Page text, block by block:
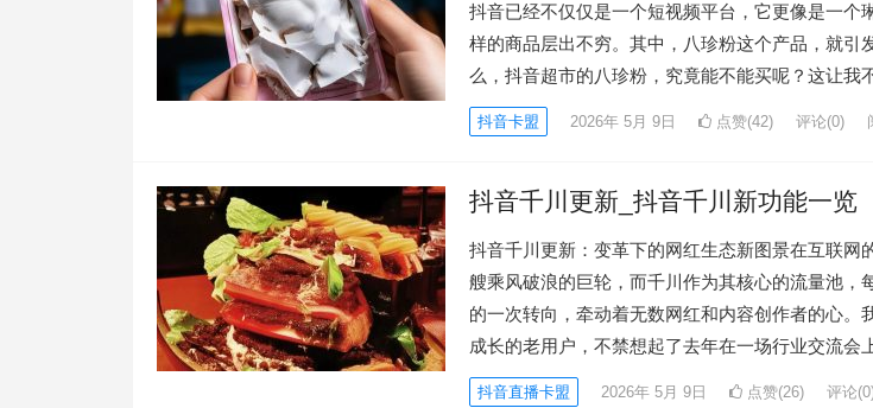
抖音已经不仅仅是一个短视频平台，它更像是一个
样的商品层出不穷。其中，八珍粉这个产品，就引
么，抖音超市的八珍粉，究竟能不能买呢？这让我
抖音卡盟 2026年 5月 9日 点赞(42) 评论(0)
抖音千川更新_抖音千川新功能一览
抖音千川更新：变革下的网红生态新图景在互联网
艘乘风破浪的巨轮，而千川作为其核心的流量池，
的一次转向，牵动着无数网红和内容创作者的心。
成长的老用户，不禁想起了去年在一场行业交流会
抖音直播卡盟 2026年 5月 9日 点赞(26) 评论